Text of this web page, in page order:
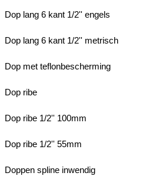
Dop lang 6 kant 1/2'' engels
Dop lang 6 kant 1/2'' metrisch
Dop met teflonbescherming
Dop ribe
Dop ribe 1/2'' 100mm
Dop ribe 1/2'' 55mm
Doppen spline inwendig